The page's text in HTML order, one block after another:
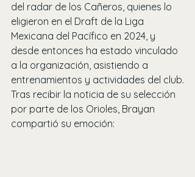
del radar de los Cañeros, quienes lo
eligieron en el Draft de la Liga
Mexicana del Pacífico en 2024, y
desde entonces ha estado vinculado
a la organización, asistiendo a
entrenamientos y actividades del club.
Tras recibir la noticia de su selección
por parte de los Orioles, Brayan
compartió su emoción: